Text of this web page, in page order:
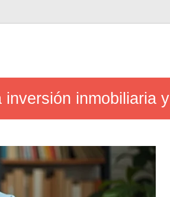
inmobiliaria